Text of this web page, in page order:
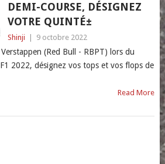
DEMI-COURSE, DÉSIGNEZ
VOTRE QUINTÉ±
Shinji 9 octobre 2022
(Red Bull - RBPT) lors du
2022, désignez vos tops et vos flops de
Read More